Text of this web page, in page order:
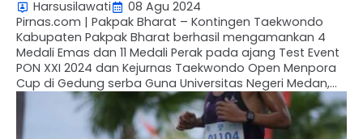
PON XXI 2024
Harsusilawati
08 Agu 2024
Pirnas.com | Pakpak Bharat – Kontingen Taekwondo
Kabupaten Pakpak Bharat berhasil mengamankan 4
Medali Emas dan 11 Medali Perak pada ajang Test Event
PON XXI 2024 dan Kejurnas Taekwondo Open Menpora
Cup di Gedung serba Guna Universitas Negeri Medan,
Medan 01-04/08/2024.minggu lalu Puji Tuhan, anak-
anak mampu manunjukkan hasil yang gemilang,
berhadapan dengan atlit-atlit terbaik dari …